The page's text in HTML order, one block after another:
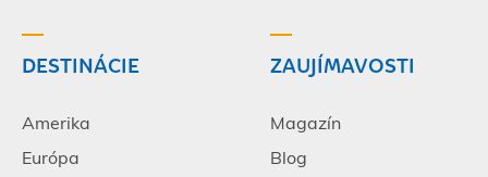
DESTINÁCIE
Amerika
Európa
ZAUJÍMAVOSTI
Magazín
Blog